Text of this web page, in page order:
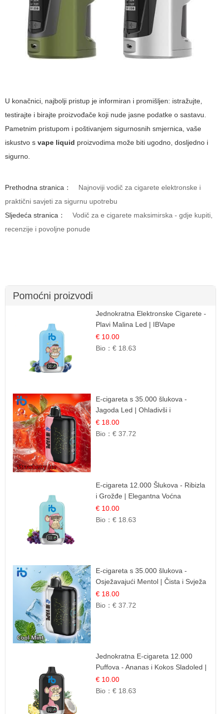
U konačnici, najbolji pristup je informiran i promišljen: istražujte,
testirajte i birajte proizvođače koji nude jasne podatke o sastavu.
Pametnim pristupom i poštivanjem sigurnosnih smjernica, vaše
iskustvo s vape liquid proizvodima može biti ugodno, dosljedno i
sigurno.
Prethodna stranica：
Najnoviji vodič za cigarete elektronske i
praktični savjeti za sigurnu upotrebu
Sljedeća stranica：
Vodič za e cigarete maksimirska - gdje kupiti,
recenzije i povoljne ponude
Pomoćni proizvodi
Jednokratna Elektronske Cigarete -
Plavi Malina Led | IBVape
€ 10.00
Bio：€ 18.63
E-cigareta s 35.000 šlukova -
Jagoda Led | Ohladivši i
Osježavajući Okus
€ 18.00
Bio：€ 37.72
E-cigareta 12.000 Šlukova - Ribizla
i Grožđe | Elegantna Voćna
Kombinacija
€ 10.00
Bio：€ 18.63
E-cigareta s 35.000 šlukova -
Osježavajući Mentol | Čista i Svježa
Okus
€ 18.00
Bio：€ 37.72
Jednokratna E-cigareta 12.000
Puffova - Ananas i Kokos Sladoled |
Tropski Desert
€ 10.00
Bio：€ 18.63